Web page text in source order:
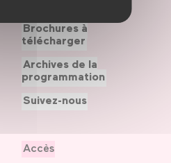
Accès
Brochures à
télécharger
Archives de la
programmation
Suivez-nous